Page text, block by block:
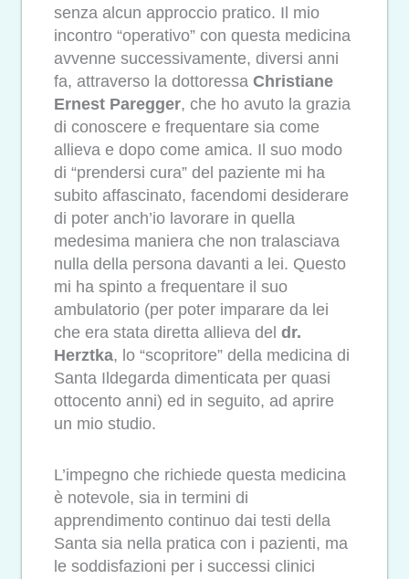
senza alcun approccio pratico. Il mio
incontro “operativo” con questa medicina
avvenne successivamente, diversi anni
fa, attraverso la dottoressa Christiane
Ernest Paregger, che ho avuto la grazia
di conoscere e frequentare sia come
allieva e dopo come amica. Il suo modo
di “prendersi cura” del paziente mi ha
subito affascinato, facendomi desiderare
di poter anch’io lavorare in quella
medesima maniera che non tralasciava
nulla della persona davanti a lei. Questo
mi ha spinto a frequentare il suo
ambulatorio (per poter imparare da lei
che era stata diretta allieva del dr.
Herztka, lo “scopritore” della medicina di
Santa Ildegarda dimenticata per quasi
ottocento anni) ed in seguito, ad aprire
un mio studio.
L’impegno che richiede questa medicina
è notevole, sia in termini di
apprendimento continuo dai testi della
Santa sia nella pratica con i pazienti, ma
le soddisfazioni per i successi clinici